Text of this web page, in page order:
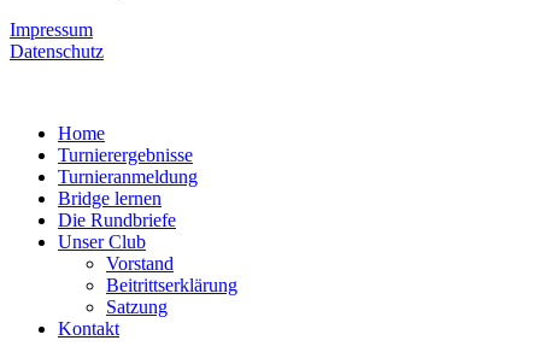
Impressum
Datenschutz
Home
Turnierergebnisse
Turnieranmeldung
Bridge lernen
Die Rundbriefe
Unser Club
Vorstand
Beitrittserklärung
Satzung
Kontakt